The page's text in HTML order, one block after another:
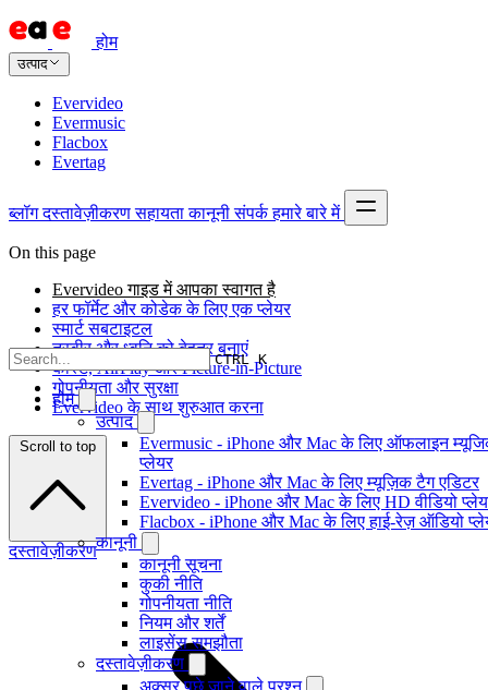
होम
उत्पाद
Evervideo
Evermusic
Flacbox
Evertag
ब्लॉग दस्तावेज़ीकरण सहायता कानूनी संपर्क हमारे बारे में
CTRL K
होम
उत्पाद
Evermusic - iPhone और Mac के लिए ऑफलाइन
प्लेयर
Evertag - iPhone और Mac के लिए म्यूज़िक टैग एडिटर
Evervideo - iPhone और Mac के लिए HD वीडियो
Flacbox - iPhone और Mac के लिए हाई-रेज़ ऑडियो
कानूनी
कानूनी सूचना
कुकी नीति
गोपनीयता नीति
नियम और शर्तें
लाइसेंस समझौता
दस्तावेज़ीकरण
अक्सर पूछे जाने वाले प्रश्न
On this page
Evervideo गाइड में आपका स्वागत है
हर फॉर्मेट और कोडेक के लिए एक प्लेयर
स्मार्ट सबटाइटल
तस्वीर और ध्वनि को बेहतर बनाएं
कास्ट, AirPlay और Picture-in-Picture
गोपनीयता और सुरक्षा
Evervideo के साथ शुरुआत करना
Scroll to top
दस्तावेज़ीकरण